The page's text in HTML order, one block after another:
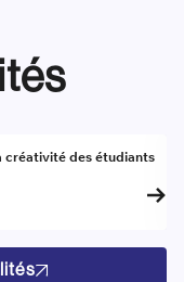
créativité des étudiants